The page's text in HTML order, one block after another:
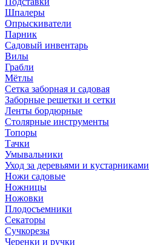
Шпалеры
Опрыскиватели
Парник
Садовый инвентарь
Вилы
Грабли
Мётлы
Сетка заборная и садовая
Заборные решетки и сетки
Ленты бордюрные
Столярные инструменты
Топоры
Тачки
Умывальники
Уход за деревьями и кустарниками
Ножи садовые
Ножницы
Ножовки
Плодосъемники
Секаторы
Сучкорезы
Черенки и ручки